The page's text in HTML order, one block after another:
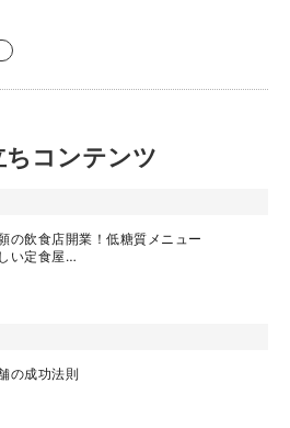
ちコンテンツ
の飲食店開業！低糖質メニュー
い定食屋…
の成功法則